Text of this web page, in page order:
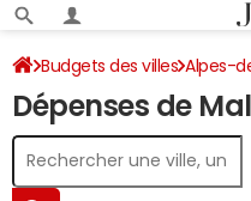
Budgets des villes Alpes-
Mallemoisson Dépenses
Dépenses de